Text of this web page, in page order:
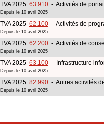
TVA 2025 63.910 - Activités de
Depuis le 10 avril 2025
TVA 2025 62.100 - Activités de
Depuis le 10 avril 2025
TVA 2025 62.200 - Activités de
Depuis le 10 avril 2025
TVA 2025 63.100 - Infrastructure
Depuis le 10 avril 2025
TVA 2025 82.990 - Autres activités
Depuis le 10 avril 2025